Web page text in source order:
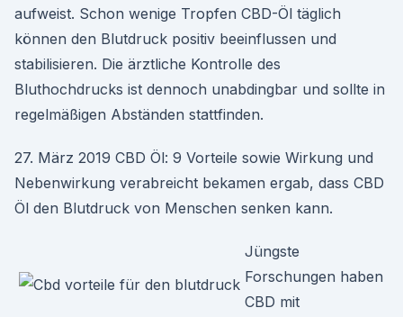
aufweist. Schon wenige Tropfen CBD-Öl täglich
können den Blutdruck positiv beeinflussen und
stabilisieren. Die ärztliche Kontrolle des
Bluthochdrucks ist dennoch unabdingbar und sollte in
regelmäßigen Abständen stattfinden.
27. März 2019 CBD Öl: 9 Vorteile sowie Wirkung und
Nebenwirkung verabreicht bekamen ergab, dass CBD
Öl den Blutdruck von Menschen senken kann.
Jüngste
Forschungen haben
CBD mit